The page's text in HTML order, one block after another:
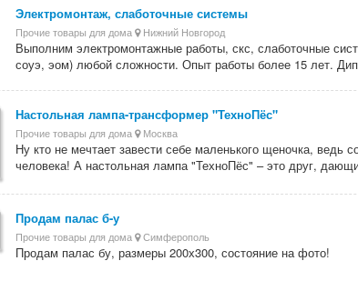
Электромонтаж, слаботочные системы
Прочие товары для дома Нижний Новгород
Выполним электромонтажные работы, скс, слаботочные
соуэ, эом) любой сложности. Опыт работы более 15 лет.
Настольная лампа-трансформер "ТехноПёс"
Прочие товары для дома Москва
Ну кто не мечтает завести себе маленького щеночка, ведь
человека! А настольная лампа "ТехноПёс" – это друг,
Продам палас б-у
Прочие товары для дома Симферополь
Продам палас бу, размеры 200х300, состояние на фото!